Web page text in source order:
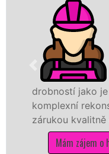
drobností jako je
komplexní
zárukou kvalitně
Mám zájem o